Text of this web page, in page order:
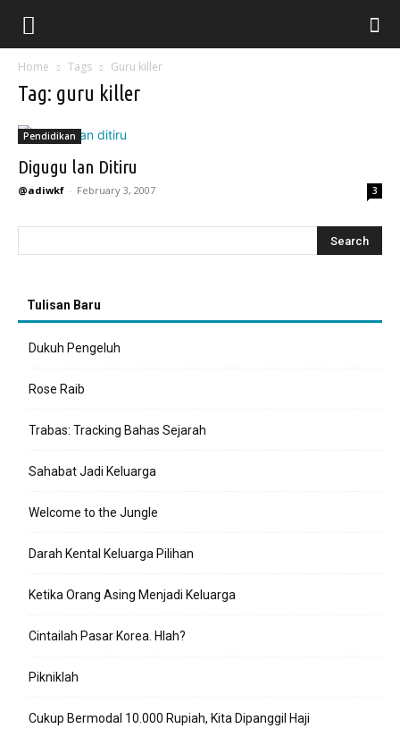
Home Tags Guru killer
Tag: guru killer
Pendidikan
Digugu lan Ditiru
@adiwkf - February 3, 2007 3
Tulisan Baru
Dukuh Pengeluh
Rose Raib
Trabas: Tracking Bahas Sejarah
Sahabat Jadi Keluarga
Welcome to the Jungle
Darah Kental Keluarga Pilihan
Ketika Orang Asing Menjadi Keluarga
Cintailah Pasar Korea. Hlah?
Pikniklah
Cukup Bermodal 10.000 Rupiah, Kita Dipanggil Haji